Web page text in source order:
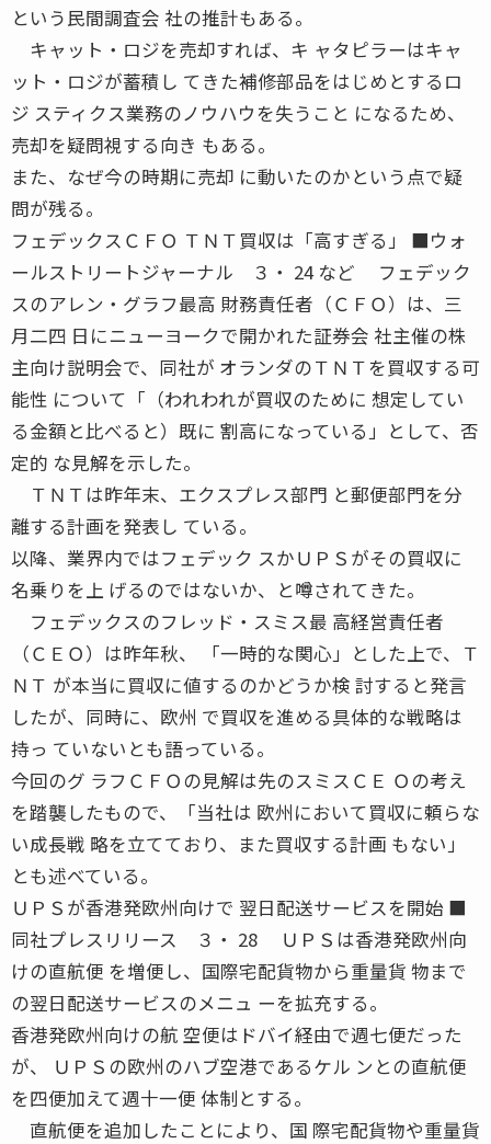
という民間調査会 社の推計もある。
キャット・ロジを売却すれば、キ ャタピラーはキャ
ット・ロジが蓄積し てきた補修部品をはじめとするロ
ジ スティクス業務のノウハウを失うこと になるため、
売却を疑問視する向き もある。
また、なぜ今の時期に売却 に動いたのかという点で疑
問が残る。
フェデックスＣＦＯ ＴＮＴ買収は「高すぎる」 ■ウォ
ールストリートジャーナル ３・ 24 など フェデック
スのアレン・グラフ最高 財務責任者（ＣＦＯ）は、三
月二四 日にニューヨークで開かれた証券会 社主催の株
主向け説明会で、同社が オランダのＴＮＴを買収する可
能性 について「（われわれが買収のために 想定してい
る金額と比べると）既に 割高になっている」として、否
定的 な見解を示した。
ＴＮＴは昨年末、エクスプレス部門 と郵便部門を分
離する計画を発表し ている。
以降、業界内ではフェデック スかＵＰＳがその買収に
名乗りを上 げるのではないか、と噂されてきた。
フェデックスのフレッド・スミス最 高経営責任者
（ＣＥＯ）は昨年秋、 「一時的な関心」とした上で、Ｔ
ＮＴ が本当に買収に値するのかどうか検 討すると発言
したが、同時に、欧州 で買収を進める具体的な戦略は
持っ ていないとも語っている。
今回のグ ラフＣＦＯの見解は先のスミスＣＥ Ｏの考え
を踏襲したもので、「当社は 欧州において買収に頼らな
い成長戦 略を立てており、また買収する計画 もない」
とも述べている。
ＵＰＳが香港発欧州向けで 翌日配送サービスを開始 ■
同社プレスリリース ３・ 28 ＵＰＳは香港発欧州向
けの直航便 を増便し、国際宅配貨物から重量貨 物まで
の翌日配送サービスのメニュ ーを拡充する。
香港発欧州向けの航 空便はドバイ経由で週七便だった
が、 ＵＰＳの欧州のハブ空港であるケル ンとの直航便
を四便加えて週十一便 体制とする。
直航便を追加したことにより、国 際宅配貨物や重量貨